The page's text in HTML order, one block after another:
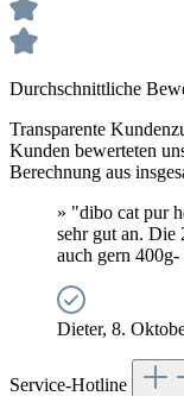
Durchschnittliche
Transparente
Kunden bewerteten
Berechnung aus
» "dibo cat pur
sehr gut an. Die
auch gern 400g-
Dieter, 8.
Service-Hotline